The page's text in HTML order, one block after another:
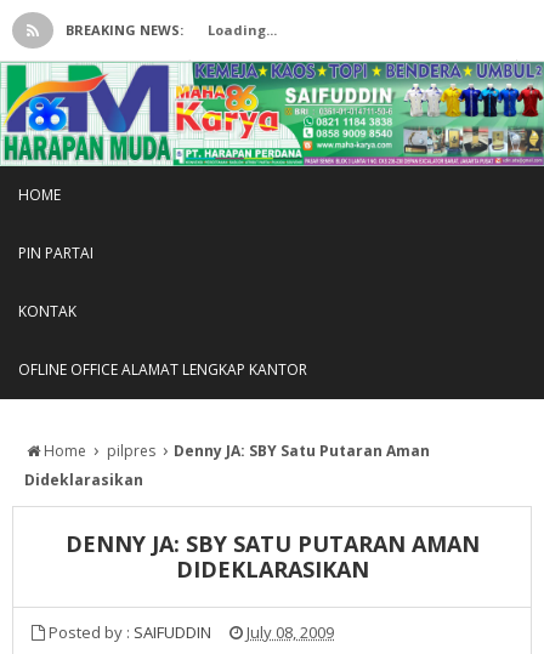
BREAKING NEWS: Loading...
HOME
PIN PARTAI
KONTAK
OFLINE OFFICE ALAMAT LENGKAP KANTOR
Home › pilpres › Denny JA: SBY Satu Putaran Aman
Dideklarasikan
DENNY JA: SBY SATU PUTARAN AMAN
DIDEKLARASIKAN
Posted by : SAIFUDDIN July 08, 2009